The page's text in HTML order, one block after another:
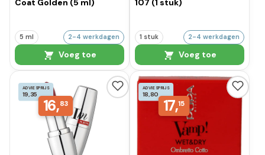
Coat Golden (5 ml)
5 ml 2-4 werkdagen
Voeg toe
107 (1 stuk)
1 stuk 2-4 werkdagen
Voeg toe
ADVIESPRIJS
19,35
16,83
ADVIESPRIJS
18,80
17,15